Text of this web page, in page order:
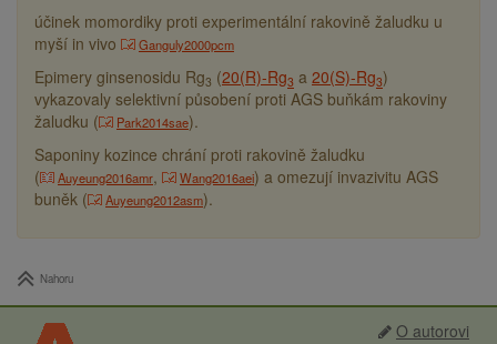
účinek momordiky proti experimentální rakovině žaludku u
myší in vivo
Ganguly2000pcm
Epimery ginsenosidu Rg3 (20(R)-Rg3 a 20(S)-Rg3)
vykazovaly selektivní působení proti AGS buňkám rakoviny
žaludku (
Park2014sae).
Saponiny kozince chrání proti rakovině žaludku
(
Auyeung2016amr, Wang2016aei) a omezují invazivitu AGS
buněk (
Auyeung2012asm).
Nahoru
O autorovi